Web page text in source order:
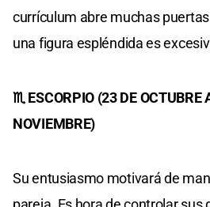
currículum abre muchas
una figura espléndida es
♏ ESCORPIO (23 DE OCTUBRE
NOVIEMBRE)
Su entusiasmo motivará de